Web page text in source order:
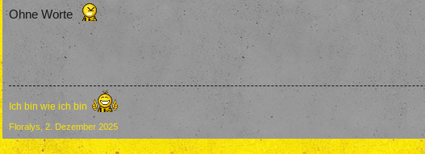
Ohne Worte
Ich bin wie ich bin
Floralys 2. Dezember 2025